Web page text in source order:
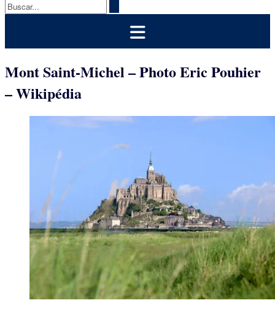
Mont Saint-Michel – Photo Eric Pouhier
– Wikipédia